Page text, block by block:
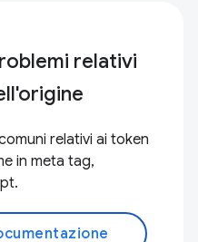
relativi
relativi ai token
in meta tag,